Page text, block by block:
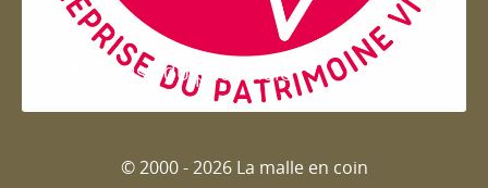
Entreprise du patrimoie
© 2000 - 2026 La malle en coin